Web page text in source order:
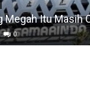
Megah Itu Masih
0